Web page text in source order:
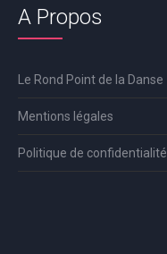
A Propos
Le Rond Point de la Danse
Mentions légales
Politique de confidentialité